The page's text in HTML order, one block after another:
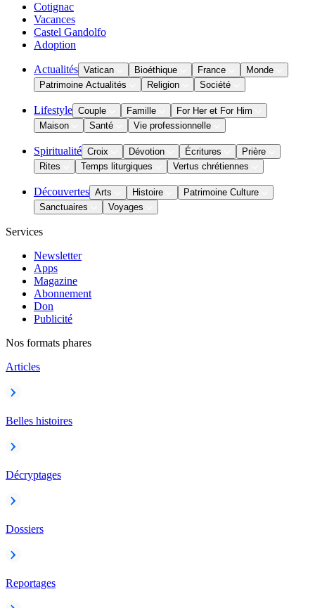
Cotignac
Vacances
Castel Gandolfo
Adoption
Actualités Vatican Bioéthique France
Monde
Patrimoine Actualités
Religion Société
Lifestyle Couple Famille
For Her et For Him
Maison
Santé Vie professionnelle
Spiritualité Croix Dévotion Écritures
Prière
Rites
Temps liturgiques Vertus chrétiennes
Découvertes Arts Histoire
Patrimoine Culture
Sanctuaires
Voyages
Services
Newsletter
Apps
Magazine
Abonnement
Don
Publicité
Nos formats phares
Articles
Belles histoires
Décryptages
Dossiers
Reportages